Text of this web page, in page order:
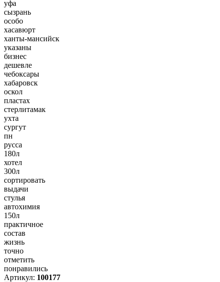
уфа
сызрань
особо
хасавюрт
ханты-мансийск
указаны
бизнес
дешевле
чебоксары
хабаровск
оскол
пластах
стерлитамак
ухта
сургут
пн
русса
180л
хотел
300л
сортировать
выдачи
стулья
автохимия
150л
практичное
состав
жизнь
точно
отметить
понравились
Артикул: 100177